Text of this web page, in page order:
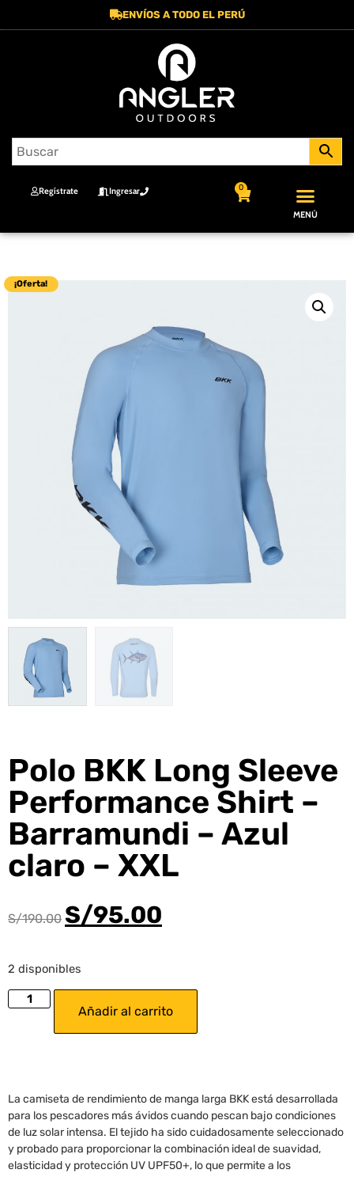
ENVÍOS A TODO EL PERÚ
Regístrate Ingresar 0
MENÚ
¡Oferta!
Polo BKK Long Sleeve
Performance Shirt –
Barramundi – Azul
claro – XXL
S/190.00 S/95.00
2 disponibles
Añadir al carrito
La camiseta de rendimiento de manga larga BKK está desarrollada
para los pescadores más ávidos cuando pescan bajo condiciones
de luz solar intensa. El tejido ha sido cuidadosamente seleccionado
y probado para proporcionar la combinación ideal de suavidad,
elasticidad y protección UV UPF50+, lo que permite a los